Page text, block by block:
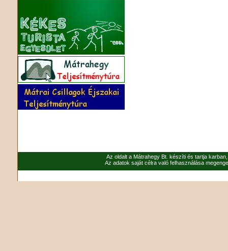
Az oldalt a Mátrahegy Bt. készíti és tartja
Az adatok saját célra való felhasználása